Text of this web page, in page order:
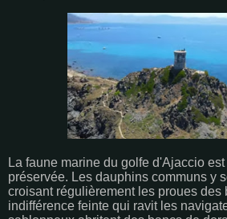
La faune marine du golfe d'Ajaccio
préservée. Les dauphins communs y
croisant régulièrement les proues des
indifférence feinte qui ravit les